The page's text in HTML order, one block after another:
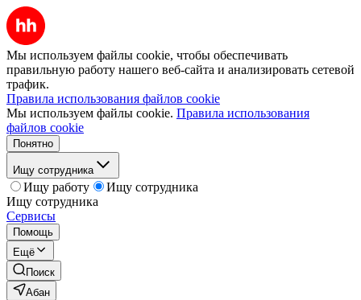
Мы используем файлы cookie, чтобы обеспечивать
правильную работу нашего веб-сайта и анализировать сетевой
трафик.
Правила использования файлов cookie
Мы используем файлы cookie. Правила использования
файлов cookie
Понятно
Ищу сотрудника
Ищу работу
Ищу сотрудника
Ищу сотрудника
Сервисы
Помощь
Ещё
Поиск
Абан